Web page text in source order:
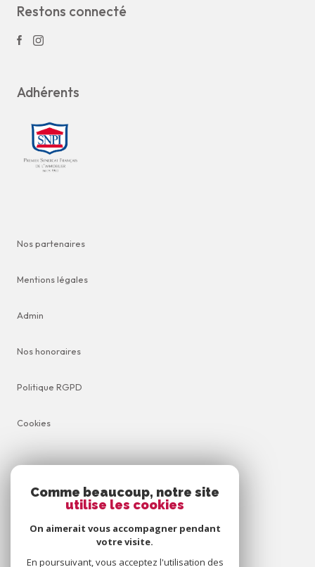
Restons connecté
Adhérents
Nos partenaires
Mentions légales
Admin
Nos honoraires
Politique RGPD
Cookies
Comme beaucoup, notre site
utilise les cookies
On aimerait vous accompagner pendant
votre visite.
En poursuivant, vous acceptez l'utilisation des